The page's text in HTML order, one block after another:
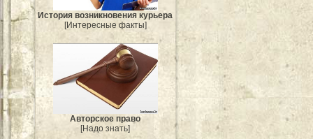
История возникновения курьера
[Интересные факты]
Авторское право
[Надо знать]